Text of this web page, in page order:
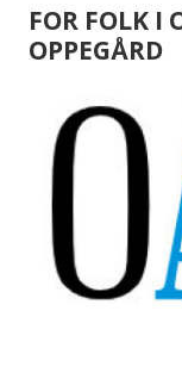
FOR FOLK I
OPPEGÅRD